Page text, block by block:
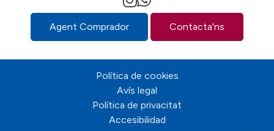
Agent Comprador Contacta'ns
Política de cookies
Avís legal
Política de privacitat
Accesibilidad